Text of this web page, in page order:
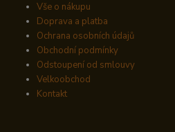
Vše o nákupu
Doprava a platba
Ochrana osobních údajů
Obchodní podmínky
Odstoupení od smlouvy
Velkoobchod
Kontakt